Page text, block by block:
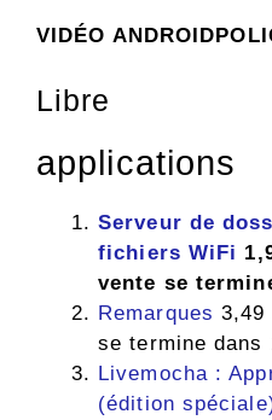
VIDÉO
Libre
applications
Serveur de
fichiers WiFi
vente se
Remarques 3,49
se termine dans
Livemocha :
(édition